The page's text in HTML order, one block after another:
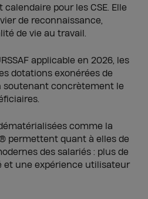
pour les CSE. Elle
de reconnaissance,
de vie au travail.
applicable en 2026, les
dotations exonérées de
soutenant concrètement le
comme la
permettent quant à elles de
des salariés : plus de
et une expérience utilisateur